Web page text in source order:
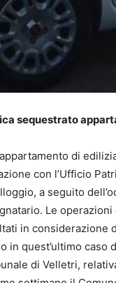
sequestrato
di
con l’Ufficio
a seguito
Le
in considerazione
in quest’ultimo
di Velletri,